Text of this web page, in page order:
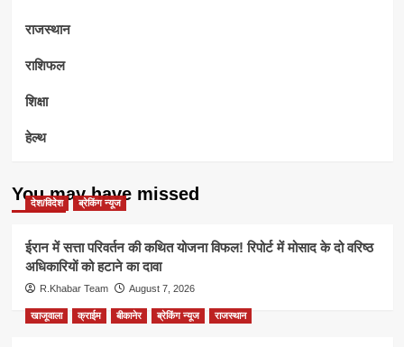
राजस्थान
राशिफल
शिक्षा
हेल्थ
You may have missed
देश/विदेश ब्रेकिंग न्यूज
ईरान में सत्ता परिवर्तन की कथित योजना विफल! रिपोर्ट में मोसाद के दो वरिष्ठ
अधिकारियों को हटाने का दावा
R.Khabar Team August 7, 2026
खाजूवाला क्राईम बीकानेर ब्रेकिंग न्यूज राजस्थान